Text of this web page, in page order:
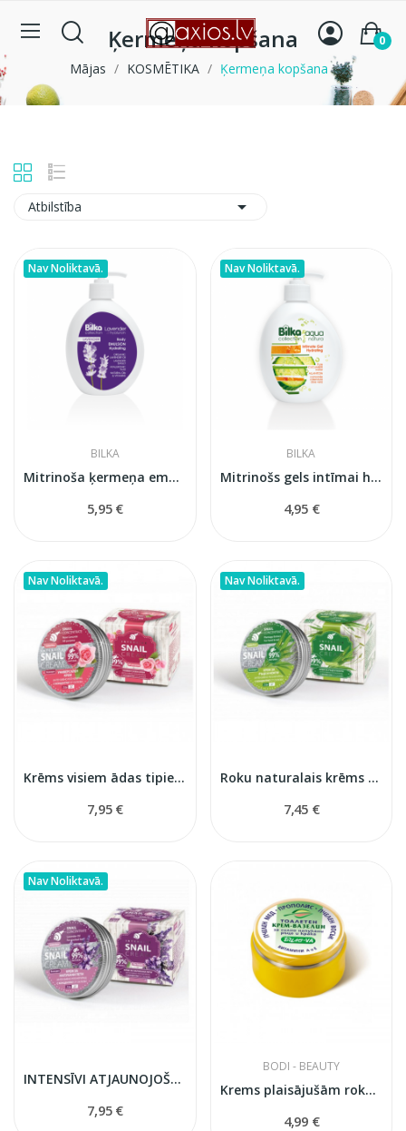
0
Ķermeņa kopšana
Mājas KOSMĒTIKA Ķermeņa kopšana
Atbilstība 
Nav Noliktavā.
BILKA
Mitrinoša ķermeņa emulsija LAVENDER & HYALURON...
5,95 €
Nav Noliktavā.
BILKA
Mitrinošs gels intīmai higiēnai
4,95 €
Nav Noliktavā.
Krēms visiem ādas tipiem
7,95 €
Nav Noliktavā.
Roku naturalais krēms Snail
7,45 €
Nav Noliktavā.
INTENSĪVI ATJAUNOJOŠS KRĒMS SAPLAISAJUŠIEM...
7,95 €
BODI - BEAUTY
Krems plaisājušām rokām un pēdām
4,99 €